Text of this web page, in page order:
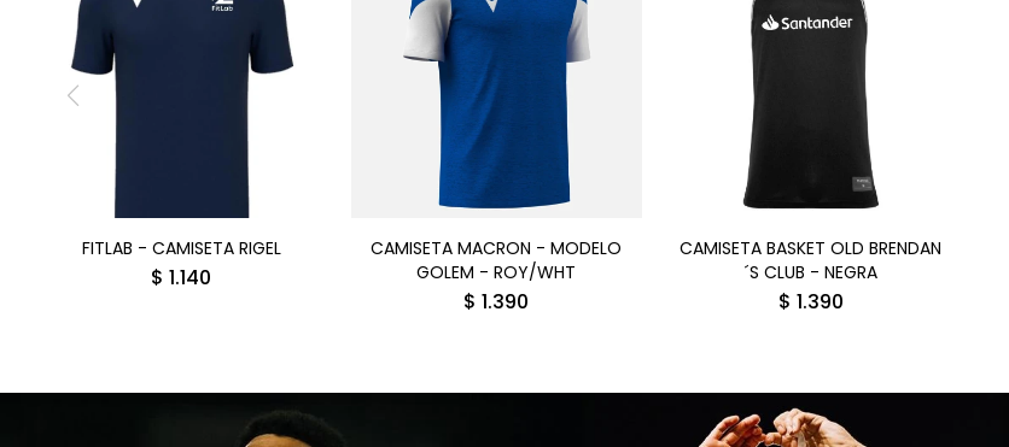
FITLAB - CAMISETA RIGEL
$ 1.140
CAMISETA MACRON - MODELO
GOLEM - ROY/WHT
$ 1.390
CAMISETA BASKET OLD BRENDAN
´S CLUB - NEGRA
$ 1.390